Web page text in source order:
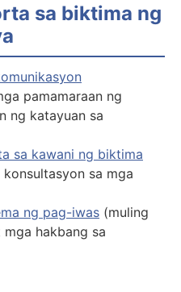
sa biktima ng
pamamaraan ng
ng katayuan sa
sa kawani ng biktima
sa mga
ng pag-iwas (muling
hakbang sa